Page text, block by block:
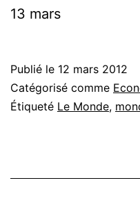
13 mars
Publié le 12 mars 2012
Catégorisé comme
Étiqueté Le Monde,